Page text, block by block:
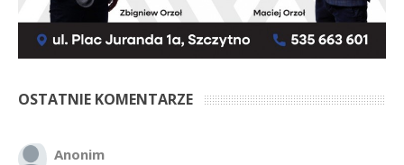
OSTATNIE KOMENTARZE
Anonim